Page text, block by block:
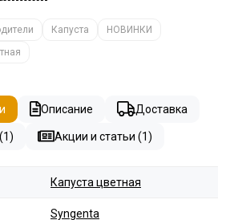
Капуста
НОВИНКИ
Описание Доставка
Акции и статьи (1)
Капуста цветная
Syngenta